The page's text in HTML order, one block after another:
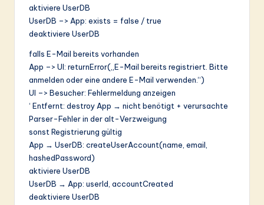
aktiviere UserDB
UserDB –> App: exists = false / true
deaktiviere UserDB
falls E-Mail bereits vorhanden
App –> UI: returnError(„E-Mail bereits registriert. Bitte
anmelden oder eine andere E-Mail verwenden.“)
UI –> Besucher: Fehlermeldung anzeigen
‘ Entfernt: destroy App → nicht benötigt + verursachte
Parser-Fehler in der alt-Verzweigung
sonst Registrierung gültig
App → UserDB: createUserAccount(name, email,
hashedPassword)
aktiviere UserDB
UserDB → App: userId, accountCreated
deaktiviere UserDB